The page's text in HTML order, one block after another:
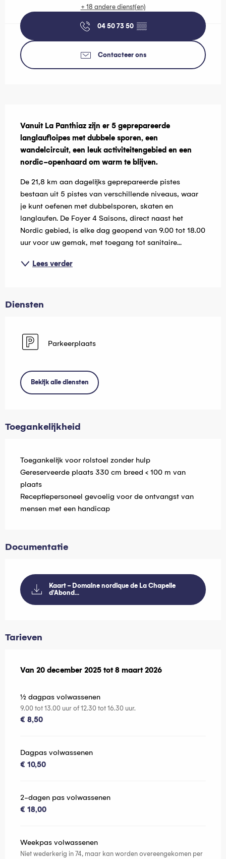
+ 18 andere dienst(en)
04 50 73 50 ▒▒
Contacteer ons
Vanuit La Panthiaz zijn er 5 geprepareerde
langlaufloipes met dubbele sporen, een
wandelcircuit, een leuk activiteitengebied en een
nordic-openhaard om warm te blijven.
De 21,8 km aan dagelijks geprepareerde pistes
bestaan uit 5 pistes van verschillende niveaus, waar
je kunt oefenen met dubbelsporen, skaten en
langlaufen. De Foyer 4 Saisons, direct naast het
Nordic gebied, is elke dag geopend van 9.00 tot 18.00
uur voor uw gemak, met toegang tot sanitaire...
Lees verder
Diensten
Parkeerplaats
Bekijk alle diensten
Toegankelijkheid
Toegankelijk voor rolstoel zonder hulp
Gereserveerde plaats 330 cm breed < 100 m van
plaats
Receptiepersoneel gevoelig voor de ontvangst van
mensen met een handicap
Documentatie
Kaart - Domaine nordique de La Chapelle
d'Abond...
Tarieven
Van 20 december 2025 tot8 maart 2026
Van 20 december 2025 tot8 maart 2026
½ dagpas volwassenen
9.00 tot 13.00 uur of 12.30 tot 16.30 uur.
€ 8,50
Dagpas volwassenen
€ 10,50
2-dagen pas volwassenen
€ 18,00
Weekpas volwassenen
Niet wederkerig in 74, maar kan worden overeengekomen per